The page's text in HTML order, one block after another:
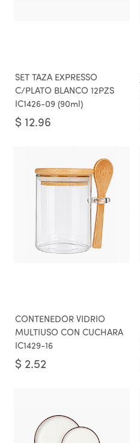
SET TAZA EXPRESSO
C/PLATO BLANCO 12PZS
IC1426-09 (90ml)
$ 12.96
CONTENEDOR VIDRIO
MULTIUSO CON CUCHARA
IC1429-16
$ 2.52